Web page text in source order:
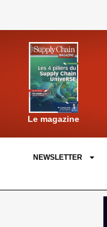
Le magazine
NEWSLETTER